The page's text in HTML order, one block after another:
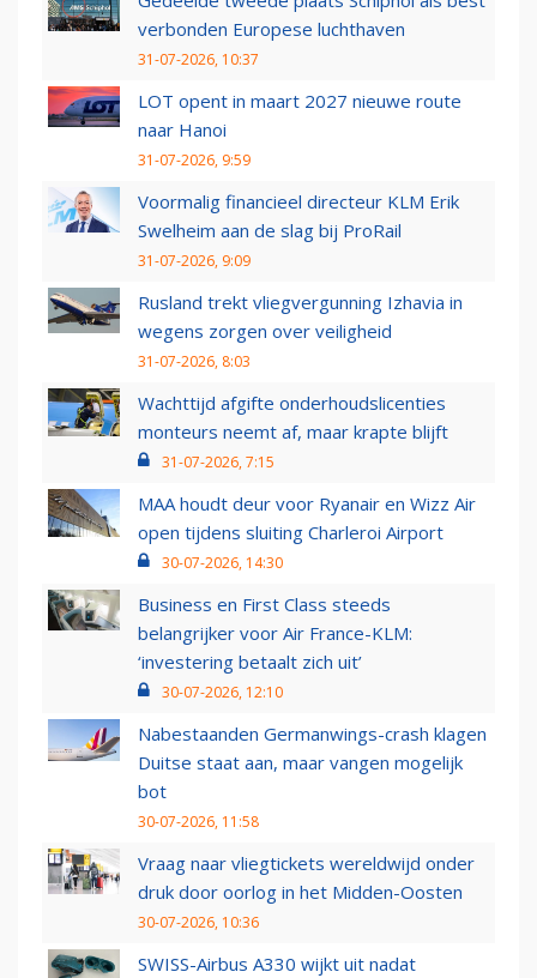
verbonden Europese luchthaven
31-07-2026, 10:37
LOT opent in maart 2027 nieuwe route
naar Hanoi
31-07-2026, 9:59
Voormalig financieel directeur KLM Erik
Swelheim aan de slag bij ProRail
31-07-2026, 9:09
Rusland trekt vliegvergunning Izhavia in
wegens zorgen over veiligheid
31-07-2026, 8:03
Wachttijd afgifte onderhoudslicenties
monteurs neemt af, maar krapte blijft
31-07-2026, 7:15
MAA houdt deur voor Ryanair en Wizz Air
open tijdens sluiting Charleroi Airport
30-07-2026, 14:30
Business en First Class steeds
belangrijker voor Air France-KLM:
‘investering betaalt zich uit’
30-07-2026, 12:10
Nabestaanden Germanwings-crash klagen
Duitse staat aan, maar vangen mogelijk
bot
30-07-2026, 11:58
Vraag naar vliegtickets wereldwijd onder
druk door oorlog in het Midden-Oosten
30-07-2026, 10:36
SWISS-Airbus A330 wijkt uit nadat